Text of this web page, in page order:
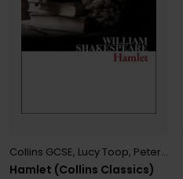
Hamlet (Collins Classics)
Collins GCSE, Lucy Toop, Peter Alexander